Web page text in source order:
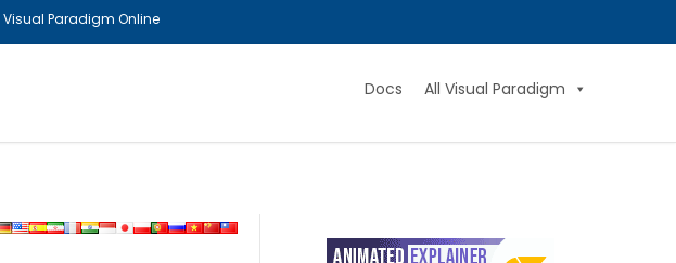
Visual Paradigm Online
Docs All Visual Paradigm